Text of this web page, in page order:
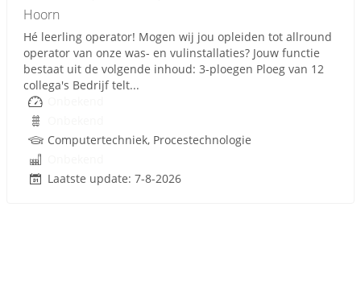
Hoorn
Hé leerling operator! Mogen wij jou opleiden tot allround
operator van onze was- en vulinstallaties? Jouw functie
bestaat uit de volgende inhoud: 3-ploegen Ploeg van 12
collega's Bedrijf telt...
Computertechniek, Procestechnologie
Laatste update: 7-8-2026